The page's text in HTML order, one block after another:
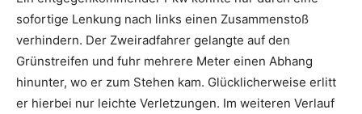
sofortige Lenkung nach links einen Zusammenstoß
verhindern. Der Zweiradfahrer gelangte auf den
Grünstreifen und fuhr mehrere Meter einen Abhang
hinunter, wo er zum Stehen kam. Glücklicherweise erlitt
er hierbei nur leichte Verletzungen. Im weiteren Verlauf